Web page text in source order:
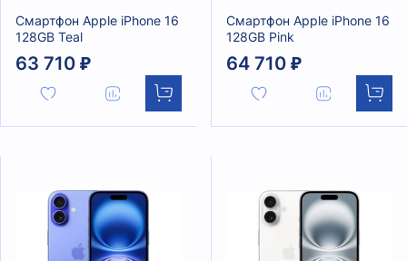
Смартфон Apple iPhone 16
128GB Teal
63 710 ₽
Смартфон Apple iPhone 16
128GB Pink
64 710 ₽